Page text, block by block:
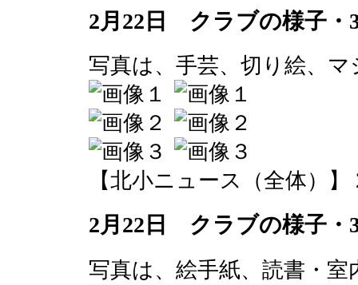
2月22日 クラブの様子
写真は、手芸、切り絵、
【北小ニュース（全体）】
2月22日 クラブの様子
写真は、絵手紙、読書・